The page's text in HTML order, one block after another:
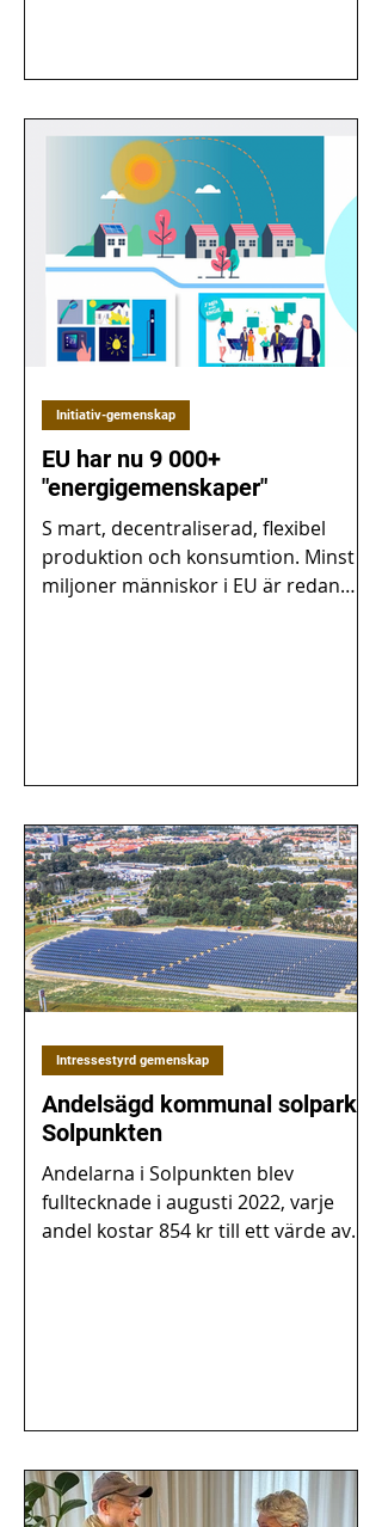
EU har nu 9 000+
"energigemenskaper"
S mart, decentraliserad, flexibel
produktion och konsumtion. Minst 2
miljoner människor i EU är redan
Initiativ-gemenskap
Andelsägd kommunal solpark
Solpunkten
Andelarna i Solpunkten blev
fulltecknade i augusti 2022, varje
andel kostar 854 kr till ett värde av
Intressestyrd gemenskap